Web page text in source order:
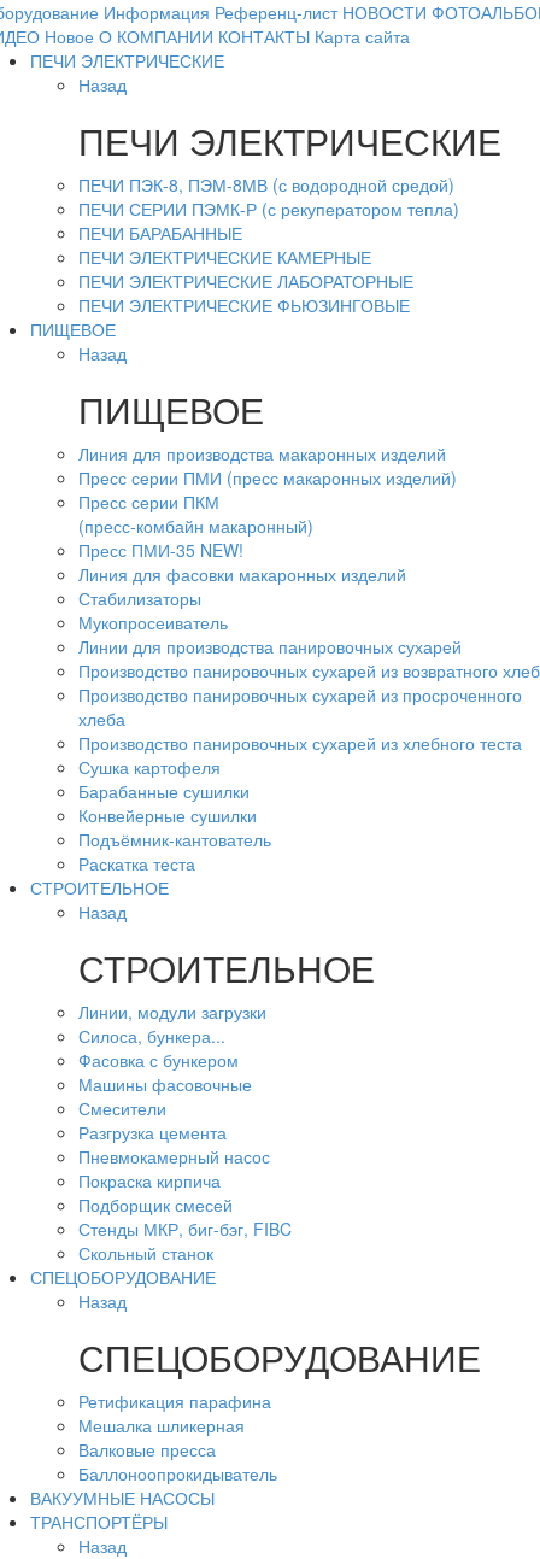
Информация Референц-лист НОВОСТИ
Новое О КОМПАНИИ КОНТАКТЫ Карта сайта
ПЕЧИ ЭЛЕКТРИЧЕСКИЕ
Назад
ПЕЧИ ЭЛЕКТРИЧЕСКИЕ
ПЕЧИ ПЭК-8, ПЭМ-8МВ (с водородной средой)
ПЕЧИ СЕРИИ ПЭМК-Р (с рекуператором тепла)
ПЕЧИ БАРАБАННЫЕ
ПЕЧИ ЭЛЕКТРИЧЕСКИЕ КАМЕРНЫЕ
ПЕЧИ ЭЛЕКТРИЧЕСКИЕ ЛАБОРАТОРНЫЕ
ПЕЧИ ЭЛЕКТРИЧЕСКИЕ ФЬЮЗИНГОВЫЕ
ПИЩЕВОЕ
Назад
ПИЩЕВОЕ
Линия для производства макаронных изделий
Пресс серии ПМИ (пресс макаронных изделий)
Пресс серии ПКМ
(пресс-комбайн макаронный)
Пресс ПМИ-35 NEW!
Линия для фасовки макаронных изделий
Стабилизаторы
Мукопросеиватель
Линии для производства панировочных сухарей
Производство панировочных сухарей из возвратного
Производство панировочных сухарей из просроченного
хлеба
Производство панировочных сухарей из хлебного теста
Сушка картофеля
Барабанные сушилки
Конвейерные сушилки
Подъёмник-кантователь
Раскатка теста
СТРОИТЕЛЬНОЕ
Назад
СТРОИТЕЛЬНОЕ
Линии, модули загрузки
Силоса, бункера...
Фасовка с бункером
Машины фасовочные
Смесители
Разгрузка цемента
Пневмокамерный насос
Покраска кирпича
Подборщик смесей
Стенды МКР, биг-бэг, FIBC
Скольный станок
СПЕЦОБОРУДОВАНИЕ
Назад
СПЕЦОБОРУДОВАНИЕ
Ретификация парафина
Мешалка шликерная
Валковые пресса
Баллоноопрокидыватель
ВАКУУМНЫЕ НАСОСЫ
ТРАНСПОРТЁРЫ
Назад